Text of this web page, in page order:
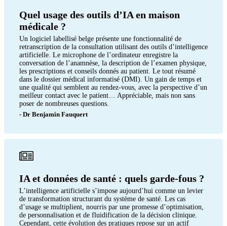
Quel usage des outils d’IA en maison
médicale ?
Un logiciel labellisé belge présente une fonctionnalité de
retranscription de la consultation utilisant des outils d’intelligence
artificielle. Le microphone de l’ordinateur enregistre la
conversation de l’anamnèse, la description de l’examen physique,
les prescriptions et conseils donnés au patient. Le tout résumé
dans le dossier médical informatisé (DMI). Un gain de temps et
une qualité qui semblent au rendez-vous, avec la perspective d’un
meilleur contact avec le patient… Appréciable, mais non sans
poser de nombreuses questions.
- Dr Benjamin Fauquert
IA et données de santé : quels garde-fous ?
L’intelligence artificielle s’impose aujourd’hui comme un levier
de transformation structurant du système de santé. Les cas
d’usage se multiplient, nourris par une promesse d’optimisation,
de personnalisation et de fluidification de la décision clinique.
Cependant, cette évolution des pratiques repose sur un actif